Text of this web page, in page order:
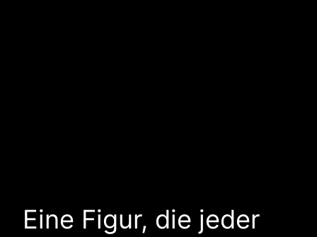
Eine Figur, die jeder